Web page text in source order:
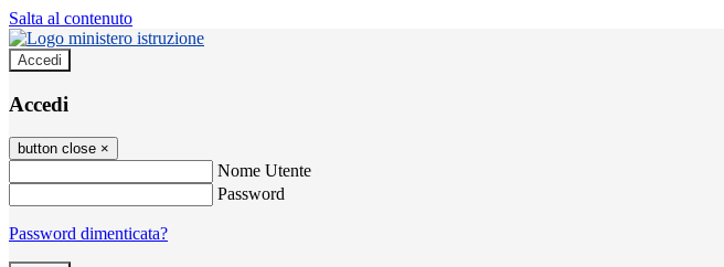
Salta al contenuto
Accedi
Accedi
button close ×
Nome Utente
Password
Password dimenticata?